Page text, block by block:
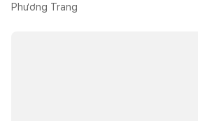
Phương Trang